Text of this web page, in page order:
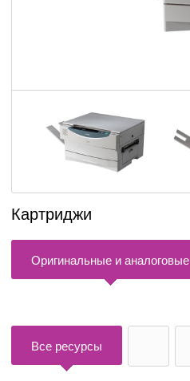
Картриджи
Оригинальные и аналоговые
Все ресурсы